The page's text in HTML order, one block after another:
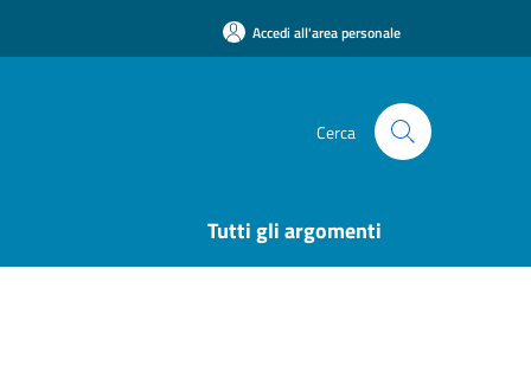
Accedi all'area personale
Cerca
Tutti gli argomenti